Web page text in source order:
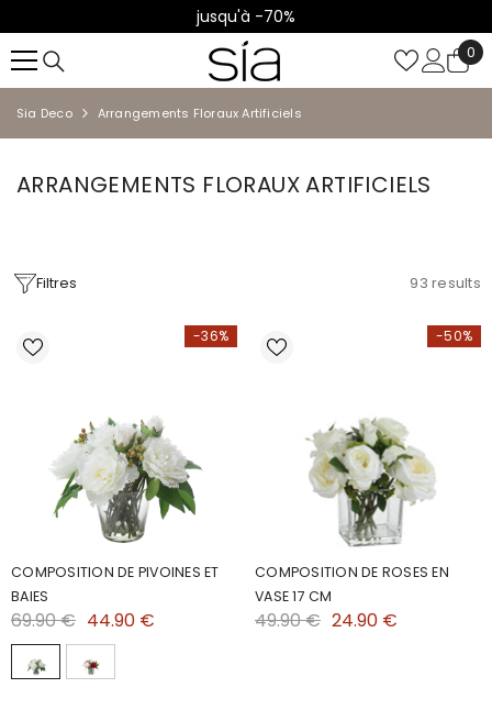
jusqu'à -70%
0
0
Sia Deco Arrangements Floraux Artificiels
ARRANGEMENTS FLORAUX ARTIFICIELS
Filtres 93 results
-36%
COMPOSITION DE PIVOINES ET
BAIES
69.90 € 44.90 €
-50%
COMPOSITION DE ROSES EN
VASE 17 CM
49.90 € 24.90 €